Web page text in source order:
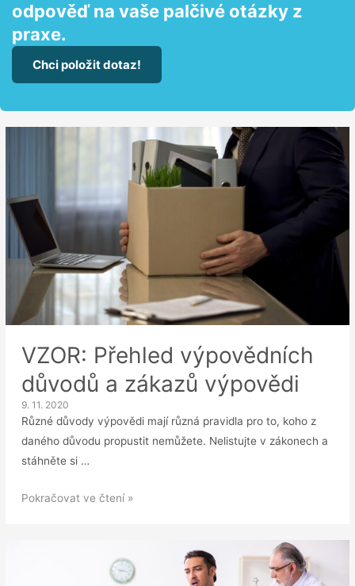
odpověď na vaše palčivé otázky z
praxe.
Chci položit dotaz!
VZOR: Přehled výpovědních
důvodů a zákazů výpovědi
9. 11. 2020
Různé důvody výpovědi mají různá pravidla pro to, koho z
daného důvodu propustit nemůžete. Nelistujte v zákonech a
stáhněte si …
VZOR:
Pokračovat ve čtení »